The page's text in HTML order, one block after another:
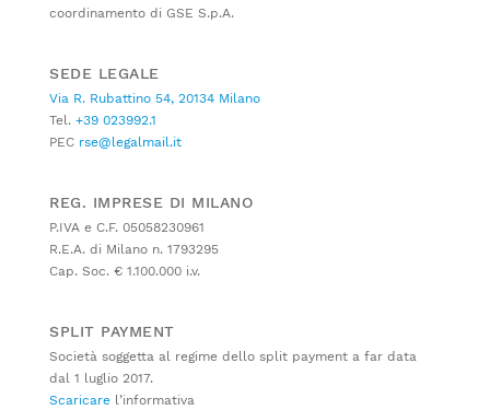
coordinamento di GSE S.p.A.
SEDE LEGALE
Via R. Rubattino 54, 20134 Milano
Tel. +39 023992.1
PEC rse@legalmail.it
REG. IMPRESE DI MILANO
P.IVA e C.F. 05058230961
R.E.A. di Milano n. 1793295
Cap. Soc. € 1.100.000 i.v.
SPLIT PAYMENT
Società soggetta al regime dello split payment a far data
dal 1 luglio 2017.
Scaricare l’informativa